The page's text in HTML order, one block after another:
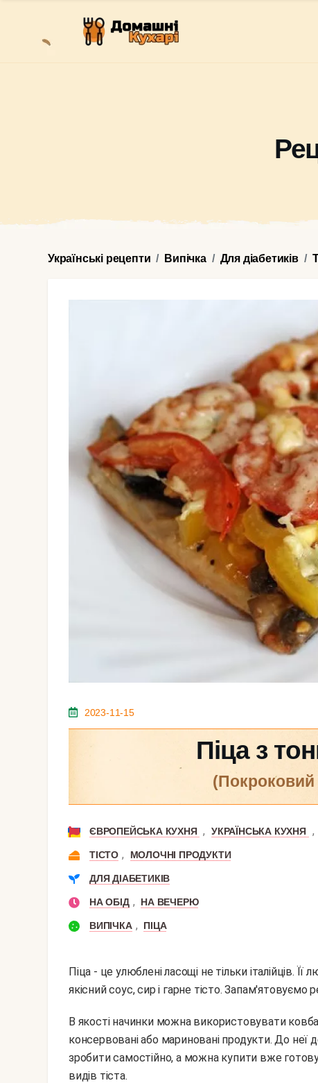
Українські рецепти Випічка Для діабетиків
2023-11-15
Піца з
ЄВРОПЕЙСЬКА КУХНЯ , УКРАЇНСЬКА КУХНЯ ,
ТІСТО , МОЛОЧНІ ПРОДУКТИ
ДЛЯ ДІАБЕТИКІВ
НА ОБІД , НА ВЕЧЕРЮ
ВИПІЧКА , ПІЦА
Піца - це улюблені ласощі не тільки італійців.
якісний соус, сир і гарне тісто.
В якості начинки можна використовувати ковбасні вироби, овочі, зелень, гриби, м'ясо, а також
консервовані або мариновані продукти. До неї
зробити самостійно, а можна купити вже
видів тіста.